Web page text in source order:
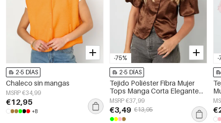
2-5 DÍAS
Chaleco sin mangas
MSRP €34,99
€12,95
+8
-75%
2-5 DÍAS
Tejido Poliéster Fibra Mujer
Tops Manga Corta Elegante
Color Sólido
MSRP €37,99
€3,49 €13,95
-